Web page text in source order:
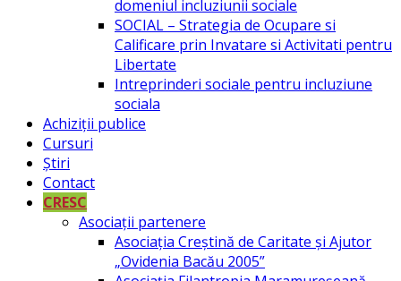
domeniul incluziunii sociale
SOCIAL – Strategia de Ocupare si
Calificare prin Invatare si Activitati pentru
Libertate
Intreprinderi sociale pentru incluziune
sociala
Achiziții publice
Cursuri
Știri
Contact
CRESC
Asociații partenere
Asociația Creștină de Caritate și Ajutor
„Ovidenia Bacău 2005”